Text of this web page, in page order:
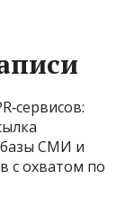
базы СМИ и
с охватом по